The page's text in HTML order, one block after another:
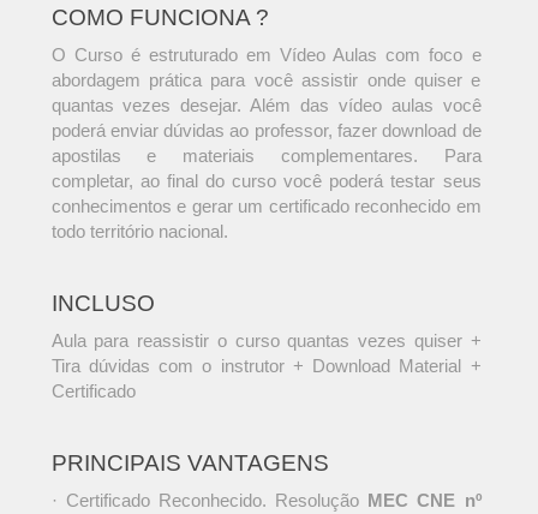
COMO FUNCIONA ?
O Curso é estruturado em Vídeo Aulas com foco e
abordagem prática para você assistir onde quiser e
quantas vezes desejar. Além das vídeo aulas você
poderá enviar dúvidas ao professor, fazer download de
apostilas e materiais complementares. Para
completar, ao final do curso você poderá testar seus
conhecimentos e gerar um certificado reconhecido em
todo território nacional.
INCLUSO
Aula para reassistir o curso quantas vezes quiser +
Tira dúvidas com o instrutor + Download Material +
Certificado
PRINCIPAIS VANTAGENS
· Certificado Reconhecido. Resolução MEC CNE nº